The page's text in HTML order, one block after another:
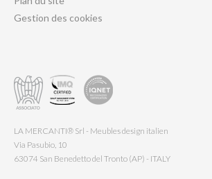
Gestion des cookies
LA MERCANTI® Srl - Meubles design italien
Via Pasubio, 10
63074 San Benedetto del Tronto (AP) - ITALY